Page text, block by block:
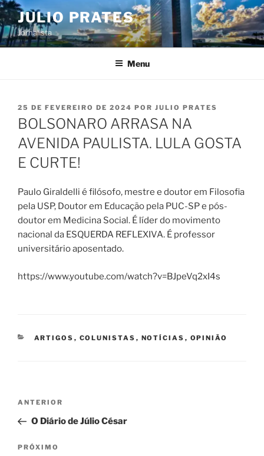
Pular
para
o
conteúdo
JULIO PRATES
Jornalista
Menu
PUBLICADO
EM
25 DE FEVEREIRO DE 2024 POR JULIO PRATES
BOLSONARO ARRASA NA
AVENIDA PAULISTA. LULA GOSTA
E CURTE!
Paulo Giraldelli é filósofo, mestre e doutor em Filosofia
pela USP, Doutor em Educação pela PUC-SP e pós-
doutor em Medicina Social. É líder do movimento
nacional da ESQUERDA REFLEXIVA. É professor
universitário aposentado.
https://www.youtube.com/watch?v=BJpeVq2xI4s
CATEGORIAS
ARTIGOS , COLUNISTAS , NOTÍCIAS , OPINIÃO
Navegação
Post
Post
anterior
ANTERIOR
O Diário de Júlio César
Próximo
PRÓXIMO